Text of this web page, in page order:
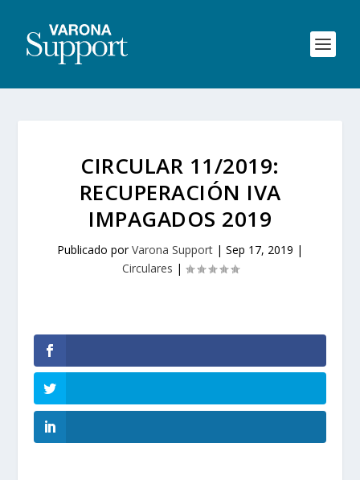
CIRCULAR 11/2019:
RECUPERACIÓN IVA
IMPAGADOS 2019
Publicado porVarona Support | Sep 17, 2019 |
Circulares |